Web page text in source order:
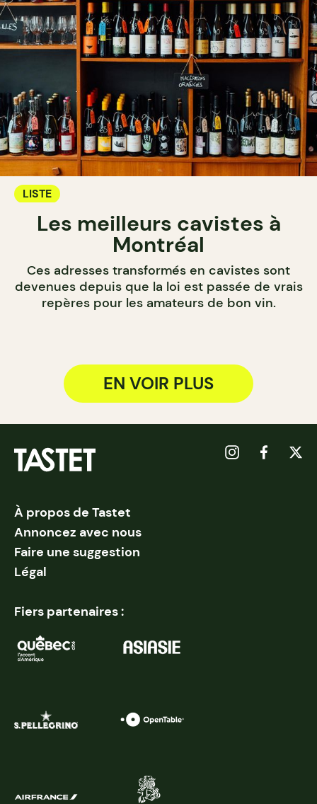
LISTE
Les meilleurs cavistes à
Montréal
Ces adresses transformés en cavistes sont
devenues depuis que la loi est passée de vrais
repères pour les amateurs de bon vin.
EN VOIR PLUS
À propos de Tastet
Annoncez avec nous
Faire une suggestion
Légal
Fiers partenaires :